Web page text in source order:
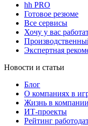
hh PRO
Готовое резюме
Все сервисы
Хочу у вас
Экспертная
Новости и статьи
Блог
О компаниях в
Жизнь в компании
ИТ-проекты
Рейтинг